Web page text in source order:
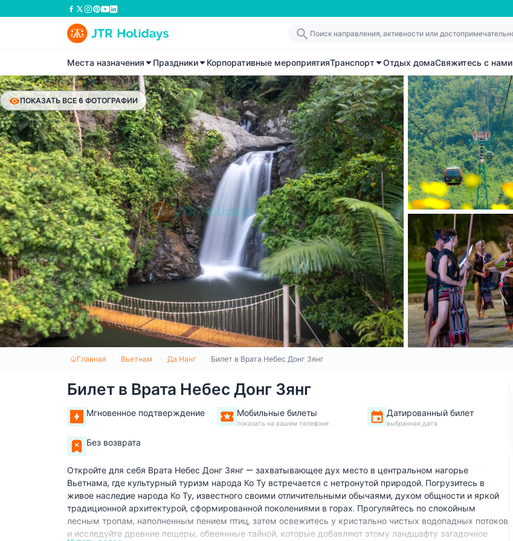
Места назначения Праздники Корпоративные мероприятияТранспорт Отдых домаСвяжитесь с нами
ПОКАЗАТЬ ВСЕ 6 ФОТОГРАФИИ
Главная Вьетнам Да Нанг Билет в Врата Небес Донг Зянг
Билет в Врата Небес Донг Зянг
Мгновенное подтверждение Мобильные билеты
показать на вашем телефоне
Датированный билет
выбранная дата
Без возврата
Откройте для себя Врата Небес Донг Зянг — захватывающее дух место в центральном нагорье
Вьетнама, где культурный туризм народа Ко Ту встречается с нетронутой природой. Погрузитесь в
живое наследие народа Ко Ту, известного своими отличительными обычаями, духом общности и яркой
традиционной архитектурой, сформированной поколениями в горах. Прогуляйтесь по спокойным
лесным тропам, наполненным пением птиц, затем освежитесь у кристально чистых водопадных потоков
и исследуйте древние пещеры, обвеянные тайной, которые добавляют этому ландшафту загадочное